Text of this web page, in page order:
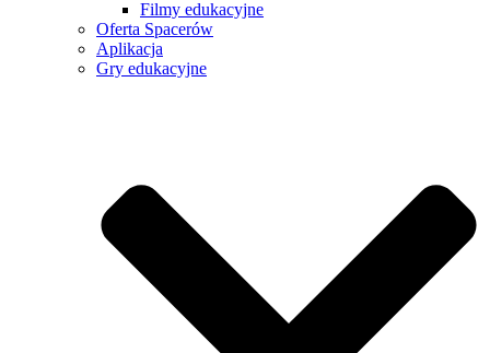
Filmy edukacyjne
Oferta Spacerów
Aplikacja
Gry edukacyjne